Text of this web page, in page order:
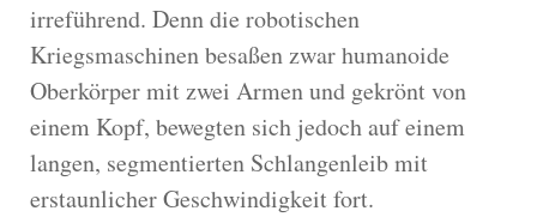
irreführend. Denn die robotischen
Kriegsmaschinen besaßen zwar humanoide
Oberkörper mit zwei Armen und gekrönt von
einem Kopf, bewegten sich jedoch auf einem
langen, segmentierten Schlangenleib mit
erstaunlicher Geschwindigkeit fort.